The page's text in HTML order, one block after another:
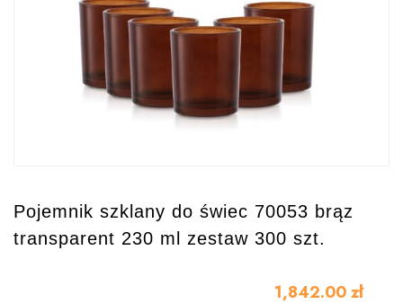
Pojemnik szklany do świec 70053 brąz
transparent 230 ml zestaw 300 szt.
1,842.00 zł